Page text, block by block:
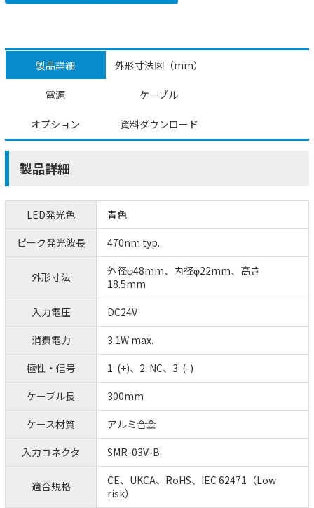
製品詳細 外形寸法図（mm）
電源 ケーブル
オプション 資料ダウンロード
製品詳細
LED発光色
青色
ピーク発光波長
470nm typ.
外形寸法
外径φ48mm、内径φ22mm、高さ
18.5mm
入力電圧
DC24V
消費電力
3.1W max.
極性・信号
1: (+)、2: NC、3: (-)
ケーブル長
300mm
ケース材質
アルミ合金
入力コネクタ
SMR-03V-B
適合規格
CE、UKCA、RoHS、IEC 62471（Low
risk）